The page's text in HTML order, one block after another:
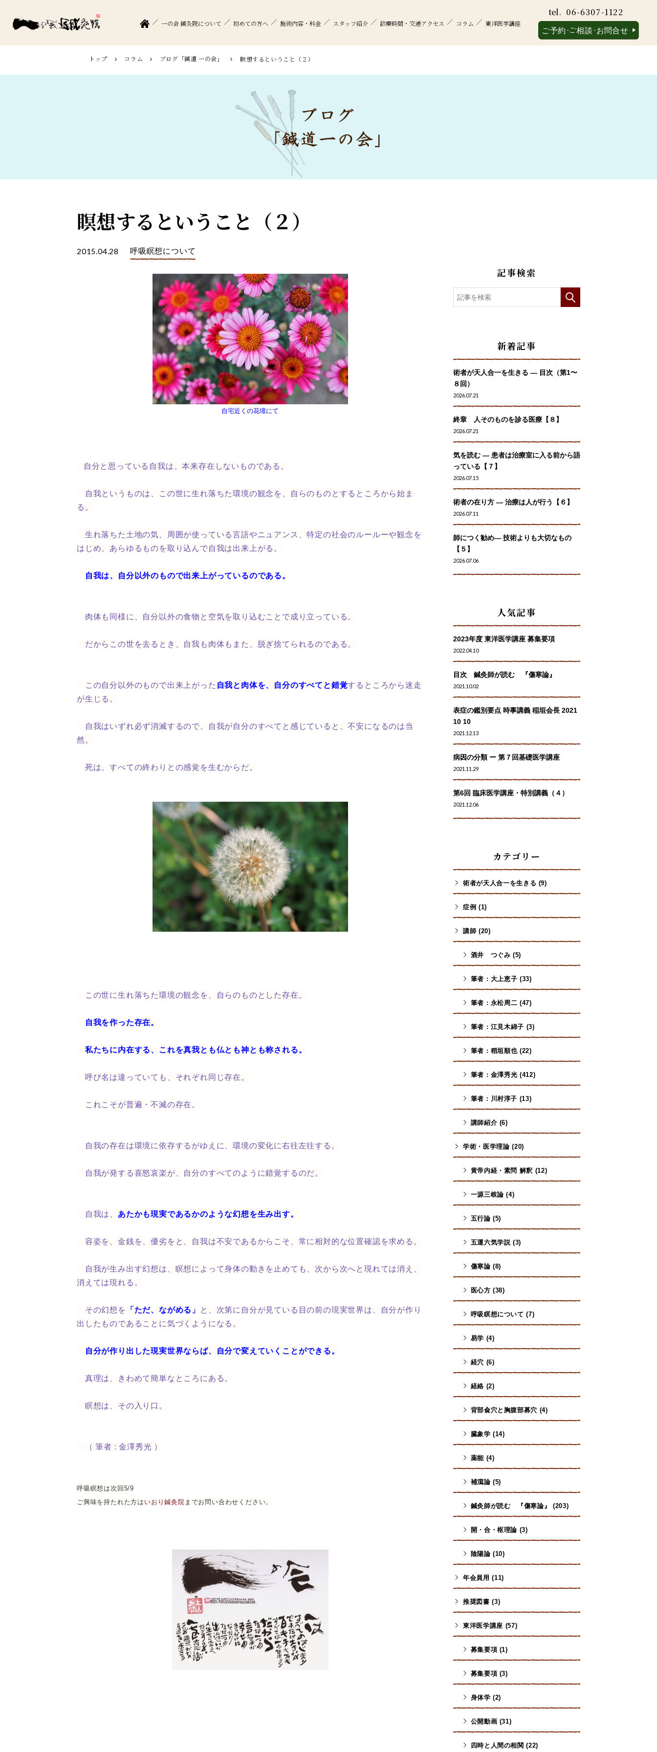
一の会 鍼灸院について 初めての方へ 施術内容・料金 スタッフ紹介 診療時間・交通アクセス コラム 東洋医学講座
tel. 06-6307-1122
トップ コラム ブログ「鍼道 ⼀の会」 瞑想するということ（２）
瞑想するということ（２）
2015.04.28 呼吸瞑想について
自宅近くの花壇にて
自分と思っている自我は、本来存在しないものである。
自我というものは、この世に生れ落ちた環境の観念を、自らのものとするところから始ま
る。
生れ落ちた土地の気、周囲が使っている言語やニュアンス、特定の社会のルールーや観念を
はじめ、あらゆるものを取り込んで自我は出来上がる。
自我は、自分以外のもので出来上がっているのである。
肉体も同様に、自分以外の食物と空気を取り込むことで成り立っている。
だからこの世を去るとき、自我も肉体もまた、脱ぎ捨てられるのである。
この自分以外のもので出来上がった 自我と肉体を、自分のすべてと錯覚するところから迷走
が生じる。
自我はいずれ必ず消滅するので、自我が自分のすべてと感じていると、不安になるのは当
然。
死は、すべての終わりとの感覚を生むからだ。
この世に生れ落ちた環境の観念を、自らのものとした存在。
自我を作った存在。
私たちに内在する、 これを真我とも仏とも神とも称される。
呼び名は違っていても、それぞれ同じ存在。
これこそが普遍・不滅の存在。
自我の存在は環境に依存するがゆえに、環境の変化に右往左往する。
自我が発する喜怒哀楽が、自分のすべてのように錯覚するのだ。
自我は、 あたかも現実であるかのような幻想を生み出す。
容姿を、金銭を、優劣をと、 自我は不安であるからこそ、常に相対的な位置確認を求める。
自我が生み出す幻想は、瞑想によって身体の動きを止めても、次から次へと現れては消え、
消えては現れる。
その幻想を 「ただ、ながめる」
と、次第に自分が見ている目の前の現実世界は、自分が作り
出したものであることに気づくようになる。
自分が作り出した現実世界ならば、自分で変えていくことができる。
真理は、きわめて簡単なところにある。
瞑想は、その入り口。
（ 筆者 : 金澤秀光 ）
呼吸瞑想は次回5/9
ご興味を持たれた方は いおり鍼灸院 までお問い合わせください。
記事検索
新着記事
術者が天人合一を生きる — 目次（第1〜
８回）
2026.07.21
終章 人そのものを診る医療【８】
2026.07.21
気を読む ― 患者は治療室に入る前から語
っている【７】
2026.07.15
術者の在り方 ― 治療は人が行う【６】
2026.07.11
師につく勧め― 技術よりも大切なもの
【５】
2026.07.06
人気記事
2023年度 東洋医学講座 募集要項
2022.04.10
目次 鍼灸師が読む 『傷寒論』
2021.10.02
表症の鑑別要点 時事講義 稲垣会長 2021
10 10
2021.12.13
病因の分類 ー 第７回基礎医学講座
2021.11.29
第6回 臨床医学講座・特別講義（４）
2021.12.06
カテゴリー
術者が天人合一を生きる (9)
症例 (1)
講師 (20)
酒井 つぐみ (5)
筆者 : 大上恵子 (33)
筆者 : 永松周二 (47)
筆者 : 江見木綿子 (3)
筆者 : 稻垣順也 (22)
筆者 : 金澤秀光 (412)
筆者：川村淳子 (13)
講師紹介 (6)
学術・医学理論 (20)
黄帝内経・素問 解釈 (12)
一源三岐論 (4)
五行論 (5)
五運六気学説 (3)
傷寒論 (8)
医心方 (38)
呼吸瞑想について (7)
易学 (4)
経穴 (6)
経絡 (2)
背部兪穴と胸腹部募穴 (4)
臓象学 (14)
薬能 (4)
補瀉論 (5)
鍼灸師が読む 『傷寒論』 (203)
開・合・枢理論 (3)
陰陽論 (10)
年会員用 (11)
推奨図書 (3)
東洋医学講座 (57)
募集要項 (1)
募集要項 (3)
身体学 (2)
公開動画 (31)
四時と人間の相関 (22)